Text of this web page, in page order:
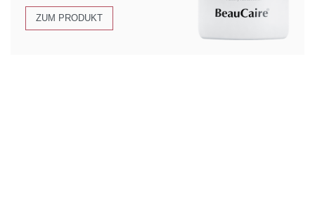
ZUM PRODUKT